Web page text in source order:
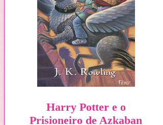
Harry Potter e o
Prisioneiro de Azkaban